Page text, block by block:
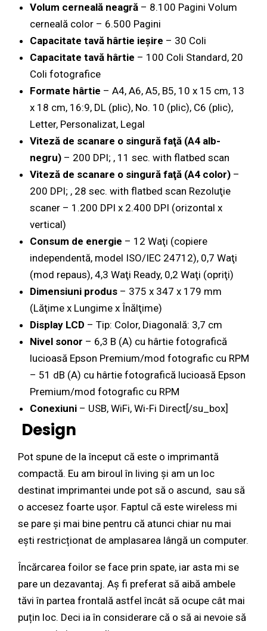
Volum cerneală neagră – 8.100 Pagini Volum
cerneală color – 6.500 Pagini
Capacitate tavă hârtie ieşire – 30 Coli
Capacitate tavă hârtie – 100 Coli Standard, 20
Coli fotografice
Formate hârtie – A4, A6, A5, B5, 10 x 15 cm, 13
x 18 cm, 16:9, DL (plic), No. 10 (plic), C6 (plic),
Letter, Personalizat, Legal
Viteză de scanare o singură faţă (A4 alb-
negru) – 200 DPI; , 11 sec. with flatbed scan
Viteză de scanare o singură faţă (A4 color) –
200 DPI; , 28 sec. with flatbed scan Rezoluţie
scaner – 1.200 DPI x 2.400 DPI (orizontal x
vertical)
Consum de energie – 12 Waţi (copiere
independentă, model ISO/IEC 24712), 0,7 Waţi
(mod repaus), 4,3 Waţi Ready, 0,2 Waţi (opriţi)
Dimensiuni produs – 375‎ x 347 x 179 mm
(Lăţime x Lungime x Înălţime)
Display LCD – Tip: Color, Diagonală: 3,7 cm
Nivel sonor – 6,3 B (A) cu hârtie fotografică
lucioasă Epson Premium/mod fotografic cu RPM
– 51 dB (A) cu hârtie fotografică lucioasă Epson
Premium/mod fotografic cu RPM
Conexiuni – USB, WiFi, Wi-Fi Direct[/su_box]
Design
Pot spune de la început că este o imprimantă
compactă. Eu am biroul în living și am un loc
destinat imprimantei unde pot să o ascund, sau să
o accesez foarte ușor. Faptul că este wireless mi
se pare și mai bine pentru că atunci chiar nu mai
ești restricționat de amplasarea lângă un computer.
Încărcarea foilor se face prin spate, iar asta mi se
pare un dezavantaj. Aș fi preferat să aibă ambele
tăvi în partea frontală astfel încât să ocupe cât mai
puțin loc. Deci ia în considerare că o să ai nevoie să